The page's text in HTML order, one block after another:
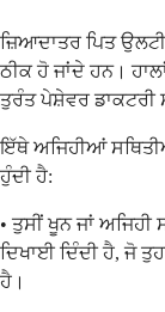
ਜ਼ਿਆਦਾਤਰ ਪਿਤ
ਠੀਕ ਹੋ ਜਾਂਦੇ ਹਨ।
ਤੁਰੰਤ ਪੇਸ਼ੇਵਰ ਡਾਕਟਰੀ
ਇੱਥੇ ਅਜਿਹੀਆਂ
ਹੁੰਦੀ ਹੈ:
• ਤੁਸੀਂ ਖੂਨ ਜਾਂ
ਦਿਖਾਈ ਦਿੰਦੀ ਹੈ, ਜੋ
ਹੈ।